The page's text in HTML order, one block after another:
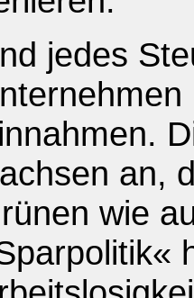
jedes
an,
wie